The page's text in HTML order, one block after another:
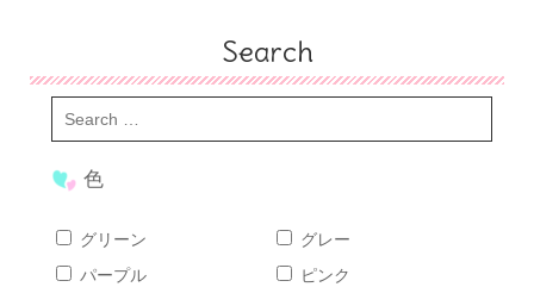
Search
色
グリーン
グレー
パープル
ピンク